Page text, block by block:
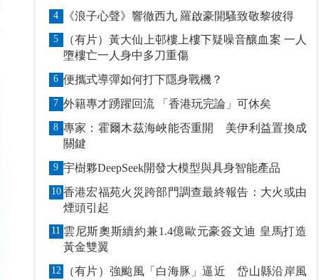
黑論被打臉
4 《浪子心聲》響徹西九 羅啟豪開騷致敬黎彼得
5
（有片）黃大仙上邨樓上樓下疑噪音釀血案 一人
墮樓亡一人身中多刀重傷
6 便攜式導彈如何打下隱身戰機？
7 外籍專才踴躍回流 「香港玩完論」可休矣
8 專家：霍爾木茲海峽能否重開 美伊利益置換成
關鍵
9 宇樹夥DeepSeek開發大模型與具身智能產品
10 香港宏福苑火災跨部門調查最終報告：大火或由
煙頭引起
11 雲尼斯奧斯續約兼1.4億歐元豪簽文迪 皇馬打造
黃金雙翼
12
（有片）強颱風「白海豚」逼近 岱山縣沿岸風